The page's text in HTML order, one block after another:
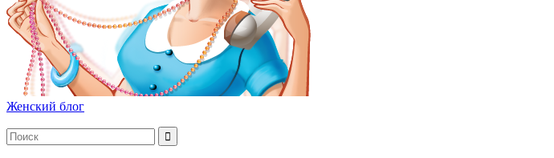
Женский блог